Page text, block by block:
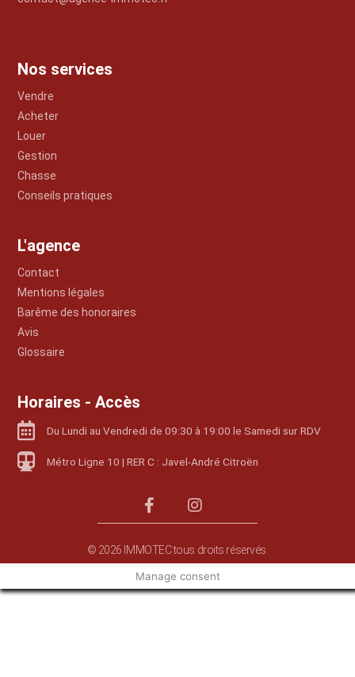
Nos services
Vendre
Acheter
Louer
Gestion
Chasse
Conseils pratiques
L'agence
Contact
Mentions légales
Barême des honoraires
Avis
Glossaire
Horaires - Accès
Du Lundi au Vendredi de 09:30 à 19:00 le Samedi sur RDV
Métro Ligne 10 | RER C : Javel-André Citroën
© 2026 IMMOTEC tous droits réservés.
Manage consent